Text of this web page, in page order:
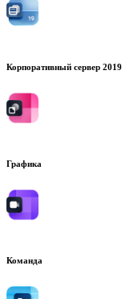
Корпоративный сервер 2019
Графика
Команда